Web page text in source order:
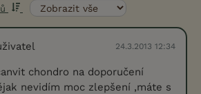
24.3.2013 12:34
chondro na doporučení
nevidím moc zlepšení ,máte s